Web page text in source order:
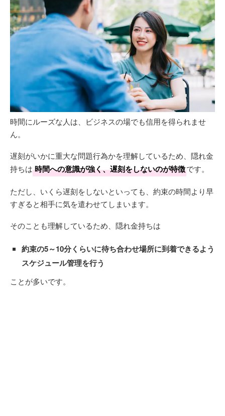
時間にルーズな人は、ビジネスの場でも信用を得られませ
ん。
遅刻がいかに重大な問題行為かを理解しているため、隠れ金
持ちは 時間への意識が強く、遅刻をしないのが特徴です。
ただし、いくら遅刻をしないといっても、約束の時間より早
すぎると相手に気を遣わせてしまいます。
そのことも理解しているため、隠れ金持ちは
約束の5～10分くらいに待ち合わせ場所に到着できるよう
スケジュール管理を行う
ことが多いです。